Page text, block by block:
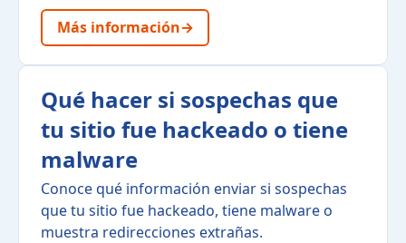
Más información→
Qué hacer si sospechas que
tu sitio fue hackeado o tiene
malware
Conoce qué información enviar si sospechas
que tu sitio fue hackeado, tiene malware o
muestra redirecciones extrañas.